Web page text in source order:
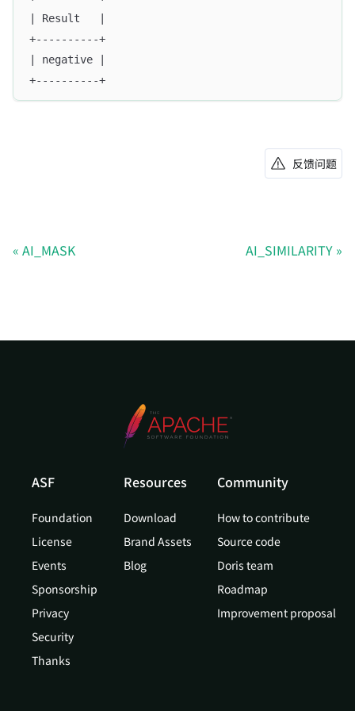
| Result   |
+----------+
| negative |
+----------+
反馈问题
AI_MASK AI_SIMILARITY
ASF
Foundation
License
Events
Sponsorship
Privacy
Security
Thanks
Resources
Download
Brand Assets
Blog
Community
How to contribute
Source code
Doris team
Roadmap
Improvement proposal